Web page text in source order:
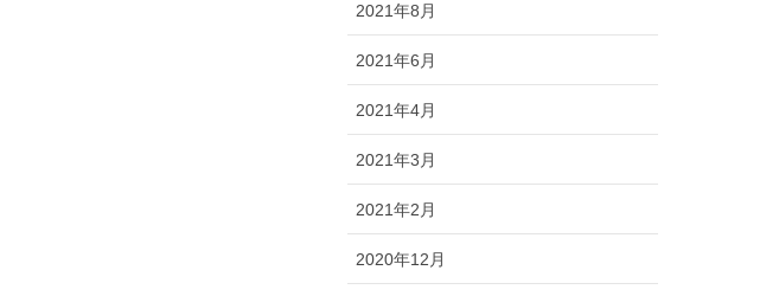
2021年8月
2021年6月
2021年4月
2021年3月
2021年2月
2020年12月